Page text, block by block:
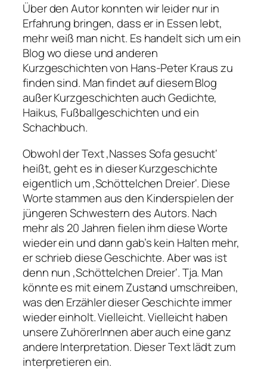
Über den Autor konnten wir leider nur in
Erfahrung bringen, dass er in Essen lebt,
mehr weiß man nicht. Es handelt sich um ein
Blog wo diese und anderen
Kurzgeschichten von Hans-Peter Kraus zu
finden sind. Man findet auf diesem Blog
außer Kurzgeschichten auch Gedichte,
Haikus, Fußballgeschichten und ein
Schachbuch.
Obwohl der Text ‚Nasses Sofa gesucht‘
heißt, geht es in dieser Kurzgeschichte
eigentlich um ‚Schöttelchen Dreier‘. Diese
Worte stammen aus den Kinderspielen der
jüngeren Schwestern des Autors. Nach
mehr als 20 Jahren fielen ihm diese Worte
wieder ein und dann gab’s kein Halten mehr,
er schrieb diese Geschichte. Aber was ist
denn nun ‚Schöttelchen Dreier‘. Tja. Man
könnte es mit einem Zustand umschreiben,
was den Erzähler dieser Geschichte immer
wieder einholt. Vielleicht. Vielleicht haben
unsere ZuhörerInnen aber auch eine ganz
andere Interpretation. Dieser Text lädt zum
interpretieren ein.